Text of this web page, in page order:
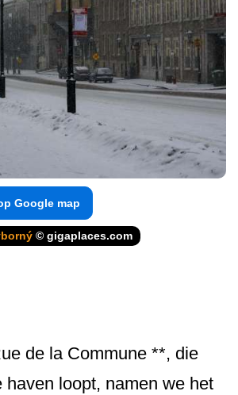
Google map
© gigaplaces.com
de la Commune **, die
haven loopt, namen we het